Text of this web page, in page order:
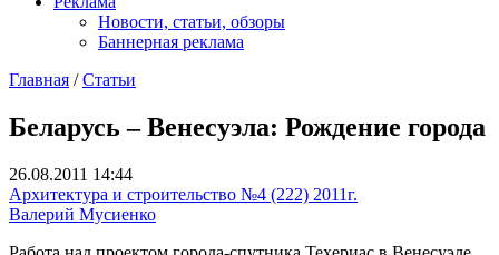
Новости, статьи, обзоры
Баннерная реклама
Главная / Статьи
Беларусь – Венесуэла: Рождение города
26.08.2011 14:44
Архитектура и строительство №4 (222) 2011г.
Валерий Мусиенко